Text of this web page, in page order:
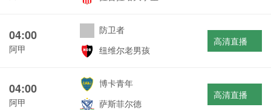
04:00
阿甲
防卫者
纽维尔老男孩
高清直播
04:00
阿甲
博卡青年
萨斯菲尔德
高清直播